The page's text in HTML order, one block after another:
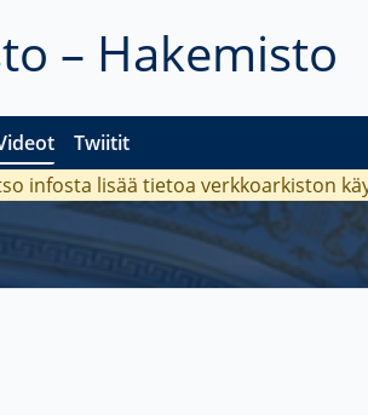
– Hakemisto
Twiitit
infosta lisää tietoa verkkoarkiston